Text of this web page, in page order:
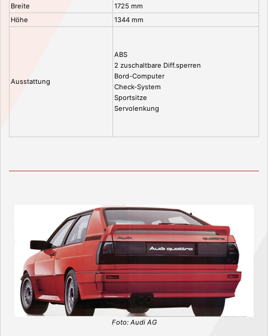
Breite
1725 mm
Höhe
1344 mm
Ausstattung
ABS
2 zuschaltbare Diff.sperren
Bord-Computer
Check-System
Sportsitze
Servolenkung
Foto: Audi AG